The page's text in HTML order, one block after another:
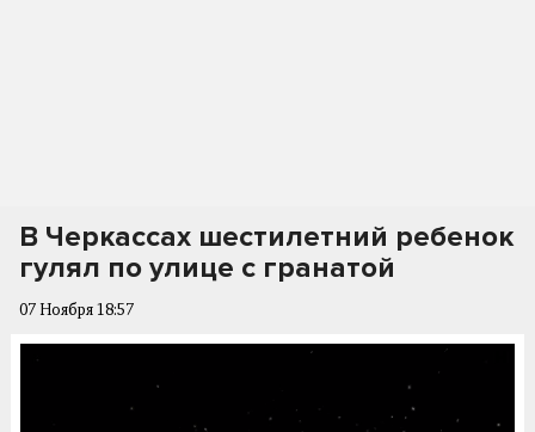
В Черкассах шестилетний ребенок
гулял по улице с гранатой
07 Ноября 18:57